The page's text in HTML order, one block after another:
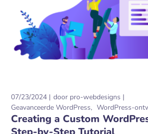
07/23/2024 door pro-webdesigns
Geavanceerde WordPress
WordPress-
Creating a Custom